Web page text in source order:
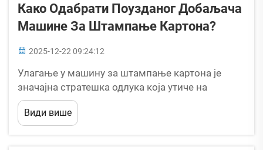
Како Одабрати Поузданог Добаљача
Машине За Штампање Картона?
2025-12-22 09:24:12
Улагање у машину за штампање картона је
значајна стратешка одлука која утиче на
ефикасност производње, квалитет производа и
на крају на вашу профитабилност у наредним
годинама. Стога, бирање правог добаљача
Види више